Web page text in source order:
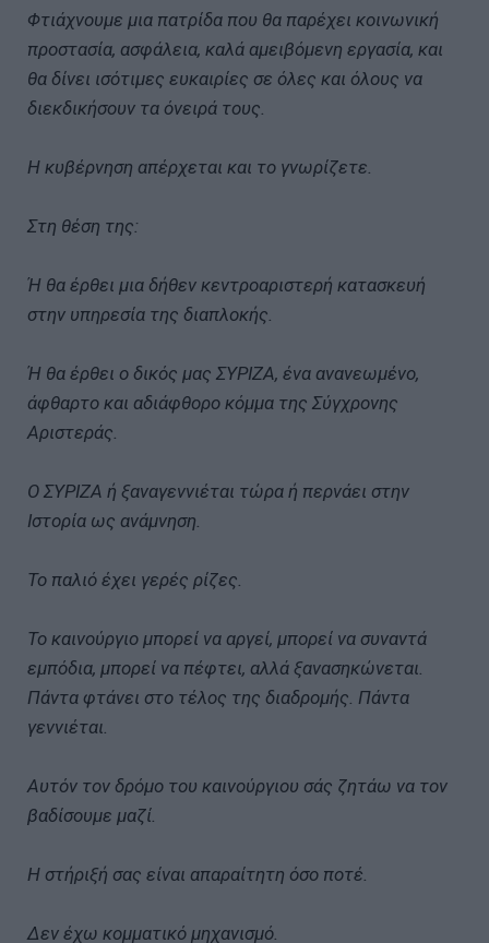
Φτιάχνουμε μια πατρίδα που θα παρέχει κοινωνική
προστασία, ασφάλεια, καλά αμειβόμενη εργασία, και
θα δίνει ισότιμες ευκαιρίες σε όλες και όλους να
διεκδικήσουν τα όνειρά τους.
Η κυβέρνηση απέρχεται και το γνωρίζετε.
Στη θέση της:
Ή θα έρθει μια δήθεν κεντροαριστερή κατασκευή
στην υπηρεσία της διαπλοκής.
Ή θα έρθει ο δικός μας ΣΥΡΙΖΑ, ένα ανανεωμένο,
άφθαρτο και αδιάφθορο κόμμα της Σύγχρονης
Αριστεράς.
Ο ΣΥΡΙΖΑ ή ξαναγεννιέται τώρα ή περνάει στην
Ιστορία ως ανάμνηση.
Το παλιό έχει γερές ρίζες.
Το καινούργιο μπορεί να αργεί, μπορεί να συναντά
εμπόδια, μπορεί να πέφτει, αλλά ξανασηκώνεται.
Πάντα φτάνει στο τέλος της διαδρομής. Πάντα
γεννιέται.
Αυτόν τον δρόμο του καινούργιου σάς ζητάω να τον
βαδίσουμε μαζί.
Η στήριξή σας είναι απαραίτητη όσο ποτέ.
Δεν έχω κομματικό μηχανισμό.